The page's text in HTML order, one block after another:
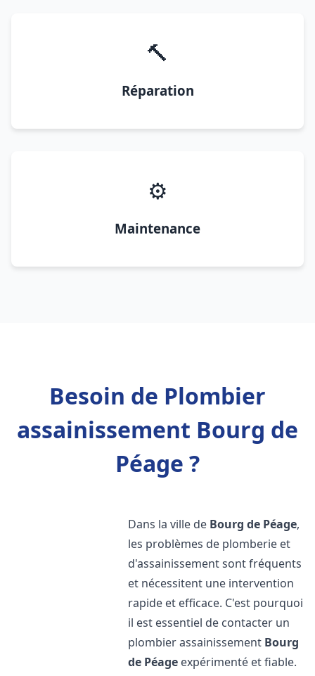
🔨
Réparation
⚙️
Maintenance
Besoin de Plombier
assainissement Bourg de
Péage ?
Dans la ville de Bourg de Péage,
les problèmes de plomberie et
d'assainissement sont fréquents
et nécessitent une intervention
rapide et efficace. C'est pourquoi
il est essentiel de contacter un
plombier assainissement Bourg
de Péage expérimenté et fiable.